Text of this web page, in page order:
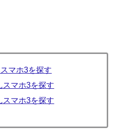
マホ3を探す
スマホ3を探す
スマホ3を探す